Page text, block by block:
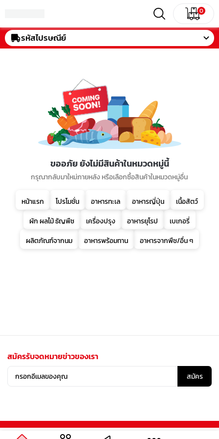
0
รหัสไปรษณีย์
ขออภัย ยังไม่มีสินค้าในหมวดหมู่นี้
กรุณากลับมาใหม่ภายหลัง หรือเลือกซื้อสินค้าในหมวดหมู่อื่น
หน้าแรก โปรโมชั่น อาหารทะเล อาหารญี่ปุ่น
เนื้อสัตว์
ผัก ผลไม้ ธัญพืช
เครื่องปรุง อาหารยุโรป
เบเกอรี่
ผลิตภัณฑ์จากนม
อาหารพร้อมทาน อาหารจากพืช/อื่น ๆ
สมัครรับจดหมายข่าวของเรา
สมัคร